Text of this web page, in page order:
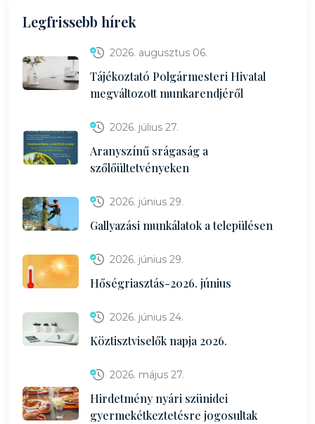
Legfrissebb hírek
2026. augusztus 06.
Tájékoztató Polgármesteri Hivatal
megváltozott munkarendjéről
2026. július 27.
Aranyszínű srágaság a
szőlőültetvényeken
2026. június 29.
Gallyazási munkálatok a településen
2026. június 29.
Hőségriasztás-2026. június
2026. június 24.
Köztisztviselők napja 2026.
2026. május 27.
Hirdetmény nyári szünidei
gyermekétkeztetésre jogosultak